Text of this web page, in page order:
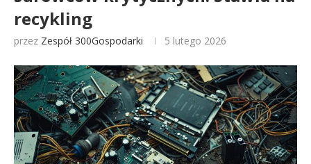
recykling
przez Zespół 300Gospodarki 5 lutego 2026